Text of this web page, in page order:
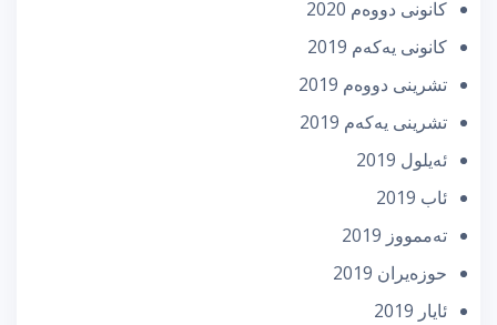
كانونی دووه‌م 2020
كانونی یه‌كه‌م 2019
تشرینی دووه‌م 2019
تشرینی یه‌كه‌م 2019
ئه‌یلول 2019
ئاب 2019
تەممووز 2019
حوزه‌یران 2019
ئایار 2019